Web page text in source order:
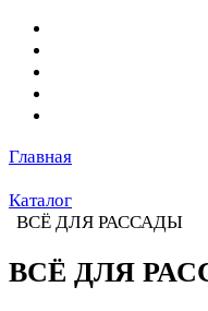
Главная
Каталог
ВСЁ ДЛЯ РАССАДЫ
ВСЁ ДЛЯ